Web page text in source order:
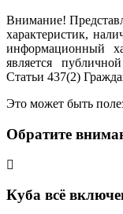
Внимание!
характеристик,
информационный
является
Статьи 437(2)
Это может быть
Обратите
Куба всё